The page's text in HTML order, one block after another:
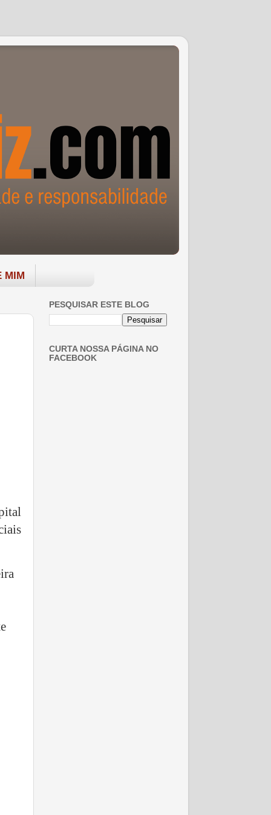
MIM
PESQUISAR ESTE BLOG
CURTA NOSSA PÁGINA NO
FACEBOOK